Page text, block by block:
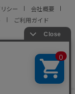
シー
会社概要
ご利用ガイド